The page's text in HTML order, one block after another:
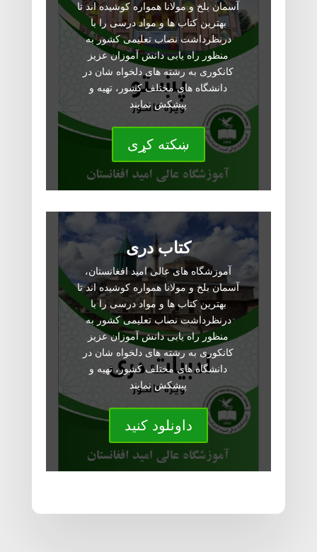
آسمان بلخ و مولانا همواره کوشیده اند تا
بهترین کتاب ها و مواد درسی را با
درنظرداشت نصاب تعلیمی کشور به
منظور راه یابی دانش آموزان عزیز
کانکوری به رشته های دلخواه شان در
دانشگاه های مختلف کشور، تهیه و
پیشکش نمایند
ښکته کړی
کتاب دری
آموزشگاه های عالی امید افغانستان،
آسمان بلخ و مولانا همواره کوشیده اند تا
بهترین کتاب ها و مواد درسی را با
درنظرداشت نصاب تعلیمی کشور به
منظور راه یابی دانش آموزان عزیز
کانکوری به رشته های دلخواه شان در
دانشگاه های مختلف کشور، تهیه و
پیشکش نمایند
داونلود کنید